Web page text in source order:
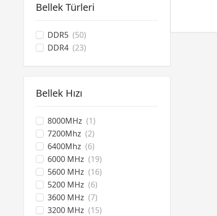
Bellek Türleri
DDR5 (50)
DDR4 (23)
Bellek Hızı
8000MHz (1)
7200Mhz (2)
6400Mhz (6)
6000 MHz (19)
5600 MHz (16)
5200 MHz (6)
3600 MHz (7)
3200 MHz (15)